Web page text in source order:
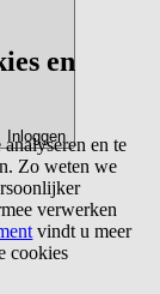
Inloggen
en
en te
Zo weten we
verwerken
vindt u meer
cookies